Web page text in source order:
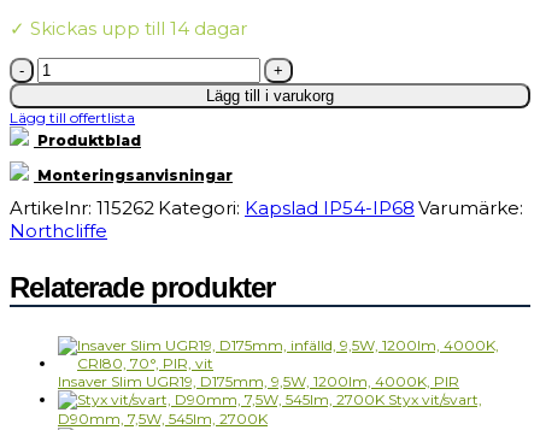
✓ Skickas upp till 14 dagar
Norte
I,
101W,
17426lm,
ONOFF
Lägg till i varukorg
Lägg till offertlista
Produktblad
Monteringsanvisningar
Artikelnr: 115262 Kategori: Kapslad IP54-IP68 Varumärke:
Northcliffe
Relaterade produkter
Insaver Slim UGR19, D175mm, 9,5W, 1200lm, 4000K, PIR
Styx vit/svart,
D90mm, 7,5W, 545lm, 2700K